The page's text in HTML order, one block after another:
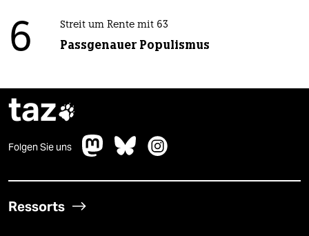
6 Streit um Rente mit 63
Passgenauer Populismus
taz
Folgen Sie uns
Ressorts